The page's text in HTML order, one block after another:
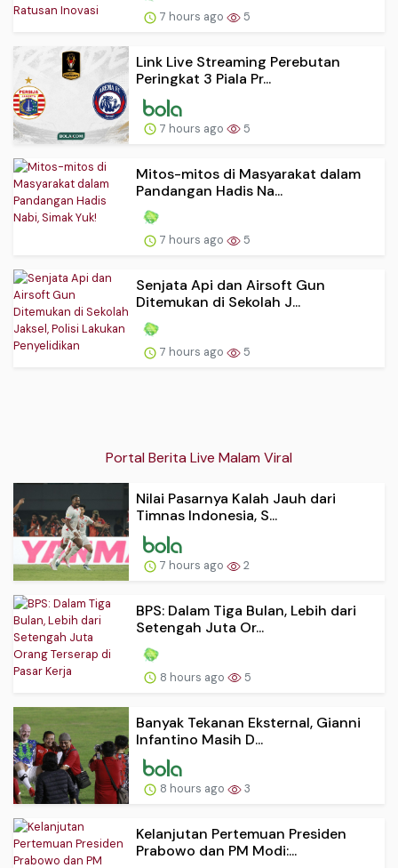
7 hours ago 5
Link Live Streaming Perebutan
Peringkat 3 Piala Pr...
7 hours ago 5
Mitos-mitos di Masyarakat dalam
Pandangan Hadis Na...
7 hours ago 5
Senjata Api dan Airsoft Gun
Ditemukan di Sekolah J...
7 hours ago 5
Portal Berita Live Malam Viral
Nilai Pasarnya Kalah Jauh dari
Timnas Indonesia, S...
7 hours ago 2
BPS: Dalam Tiga Bulan, Lebih dari
Setengah Juta Or...
8 hours ago 5
Banyak Tekanan Eksternal, Gianni
Infantino Masih D...
8 hours ago 3
Kelanjutan Pertemuan Presiden
Prabowo dan PM Modi:...